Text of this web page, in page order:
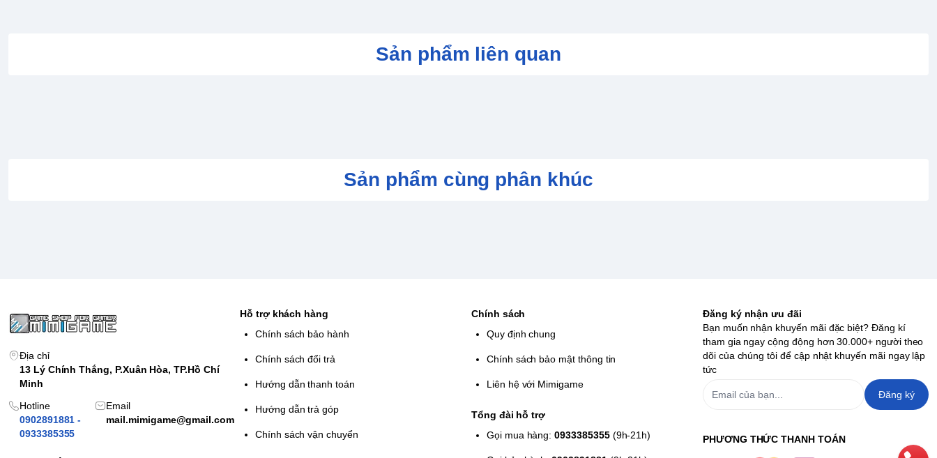
Sản phẩm liên quan
Sản phẩm cùng phân khúc
Địa chỉ
13 Lý Chính Thắng, P.Xuân Hòa, TP.Hồ Chí
Minh
Hotline
0902891881 -
0933385355
Email
mail.mimigame@gmail.com
Hỗ trợ khách hàng
Chính sách bảo hành
Chính sách đổi trả
Hướng dẫn thanh toán
Hướng dẫn trả góp
Chính sách vận chuyển
Chính sách
Quy định chung
Chính sách bảo mật thông tin
Liên hệ với Mimigame
Tổng đài hỗ trợ
Gọi mua hàng:0933385355(9h-21h)
Đăng ký nhận ưu đãi
Bạn muốn nhận khuyến mãi đặc biệt? Đăng kí
tham gia ngay cộng động hơn 30.000+ người theo
dõi của chúng tôi để cập nhật khuyến mãi ngay lập
tức
Đăng ký
PHƯƠNG THỨC THANH TOÁN